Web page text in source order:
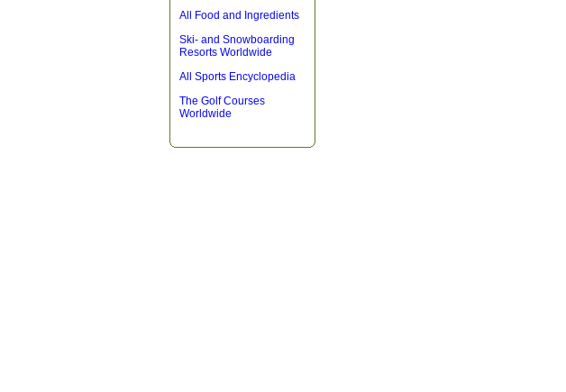
All Food and Ingredients
Ski- and Snowboarding
Resorts Worldwide
All Sports Encyclopedia
The Golf Courses
Worldwide